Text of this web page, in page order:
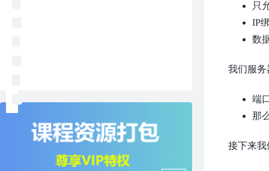
只
IP
数
我们服务
端
那
接下来我